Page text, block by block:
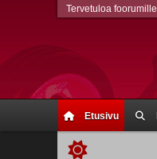
Etusivu
Tervetuloa foorumille